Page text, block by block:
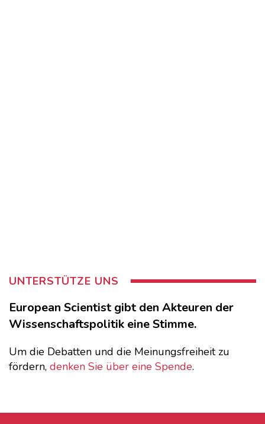
UNTERSTÜTZE UNS
European Scientist gibt den Akteuren der
Wissenschaftspolitik eine Stimme.
Um die Debatten und die Meinungsfreiheit zu
fördern, denken Sie über eine Spende.